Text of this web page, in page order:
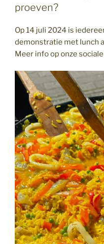
proeven?
Op 14 juli 2024 is
demonstratie met lunch
Meer info op onze